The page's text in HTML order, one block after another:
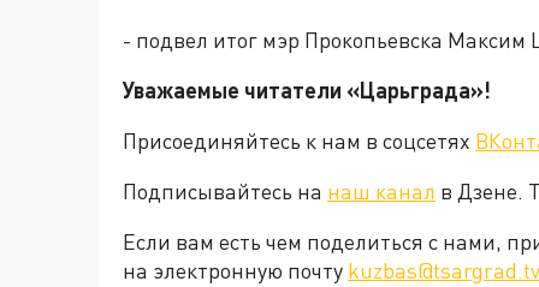
- подвел итог мэр Прокопьевска
Уважаемые читатели «Царьграда»!
Присоединяйтесь к нам в соцсетях
Подписывайтесь на наш канал в Дзене.
Если вам есть чем поделиться с нами,
на электронную почту kuzbas@tsargrad.tv